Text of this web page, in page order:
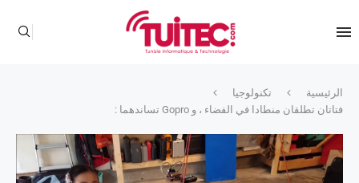
الرئيسية
تكنولوجيا
فتاتان تطلقان منطادا في الفضاء ، و Gopro تساندهما :